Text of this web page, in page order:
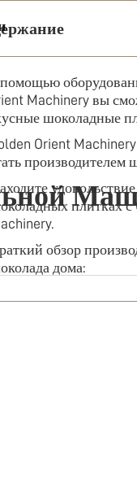
Machinery вы
шоколадные
Orient
производителем
плитках с
обзор
дома: